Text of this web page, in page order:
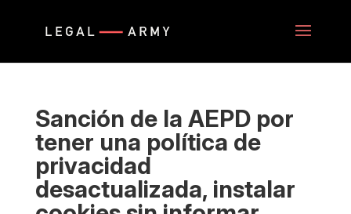
Sanción de la AEPD por
tener una política de
privacidad
desactualizada, instalar